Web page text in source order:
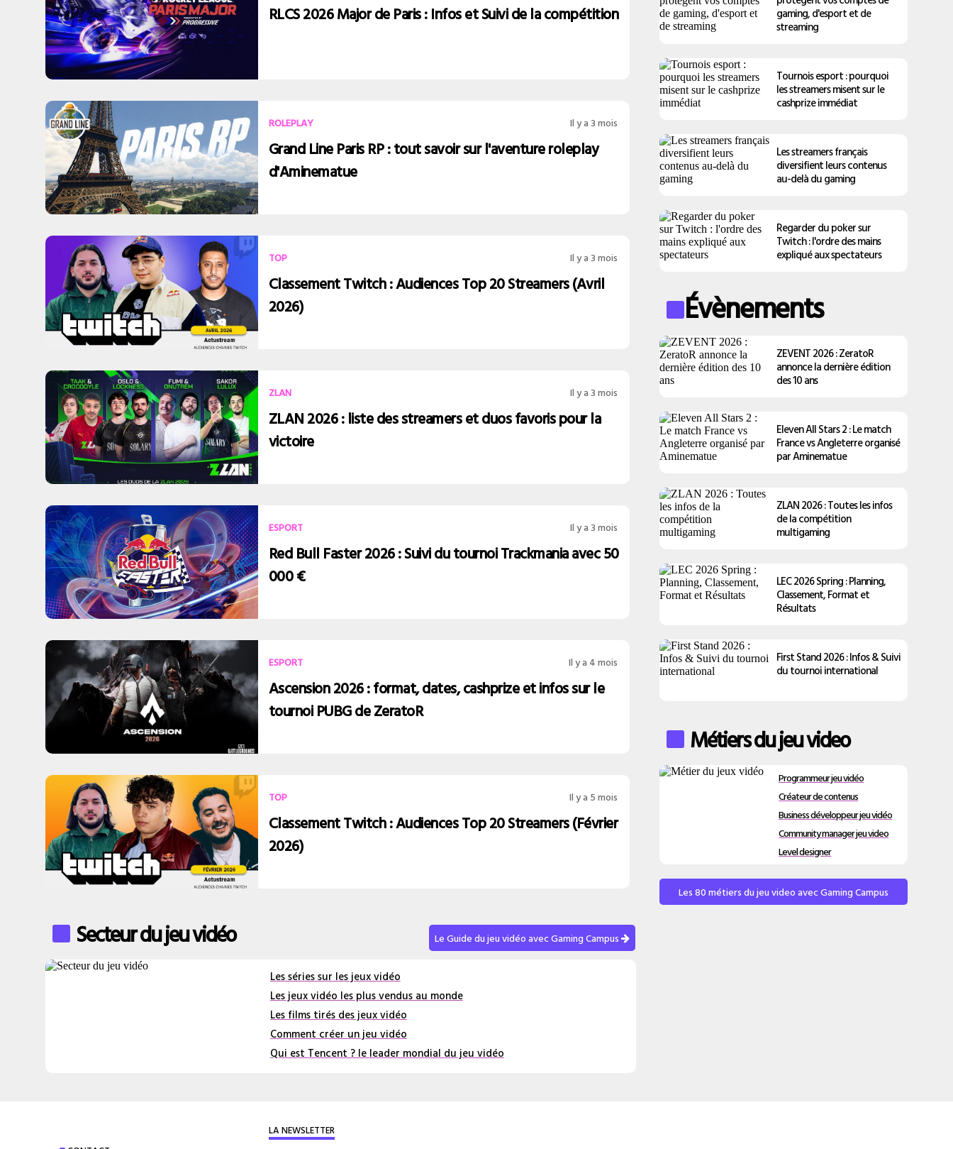
RLCS 2026 Major de Paris : Infos et Suivi de la compétition
ROLEPLAY Il y a 3 mois
Grand Line Paris RP : tout savoir sur l'aventure roleplay
d'Aminematue
TOP Il y a 3 mois
Classement Twitch : Audiences Top 20 Streamers (Avril
2026)
ZLAN Il y a 3 mois
ZLAN 2026 : liste des streamers et duos favoris pour la
victoire
ESPORT Il y a 3 mois
Red Bull Faster 2026 : Suivi du tournoi Trackmania avec 50
000 €
ESPORT Il y a 4 mois
Ascension 2026 : format, dates, cashprize et infos sur le
tournoi PUBG de ZeratoR
TOP Il y a 5 mois
Classement Twitch : Audiences Top 20 Streamers (Février
2026)
Secteur du jeu vidéo Le Guide du jeu vidéo avec Gaming Campus
Les séries sur les jeux vidéo
Les jeux vidéo les plus vendus au monde
Les films tirés des jeux vidéo
Comment créer un jeu vidéo
Qui est Tencent ? le leader mondial du jeu vidéo
gaming, d'esport et de
streaming
Tournois esport : pourquoi
les streamers misent sur le
cashprize immédiat
Les streamers français
diversifient leurs contenus
au-delà du gaming
Regarder du poker sur
Twitch : l'ordre des mains
expliqué aux spectateurs
Évènements
ZEVENT 2026 : ZeratoR
annonce la dernière édition
des 10 ans
Eleven All Stars 2 : Le match
France vs Angleterre organisé
par Aminematue
ZLAN 2026 : Toutes les infos
de la compétition
multigaming
LEC 2026 Spring : Planning,
Classement, Format et
Résultats
First Stand 2026 : Infos & Suivi
du tournoi international
Métiers du jeu video
Programmeur jeu vidéo
Créateur de contenus
Business développeur jeu vidéo
Community manager jeu video
Level designer
Les 80 métiers du jeu video avec Gaming Campus
LA NEWSLETTER